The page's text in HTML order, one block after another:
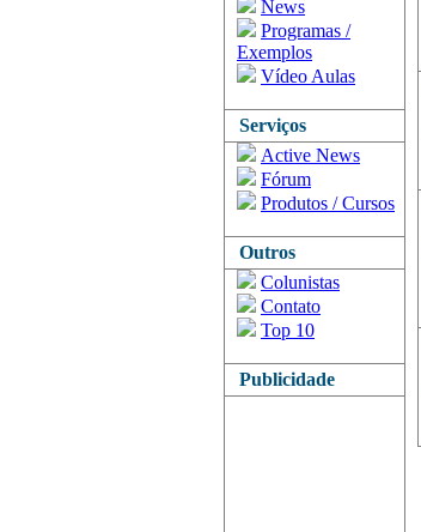
News
Programas /
Exemplos
Vídeo Aulas
Serviços
Active News
Fórum
Produtos / Cursos
Outros
Colunistas
Contato
Top 10
Publicidade